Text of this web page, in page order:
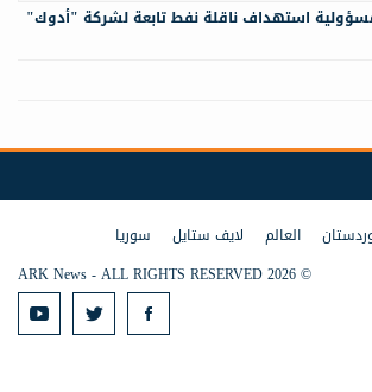
مسؤولية استهداف ناقلة نفط تابعة لشركة "أدوك"
العالم لايف ستايل
سوريا
© 2026 ARK News - ALL RIGHTS RESERVED